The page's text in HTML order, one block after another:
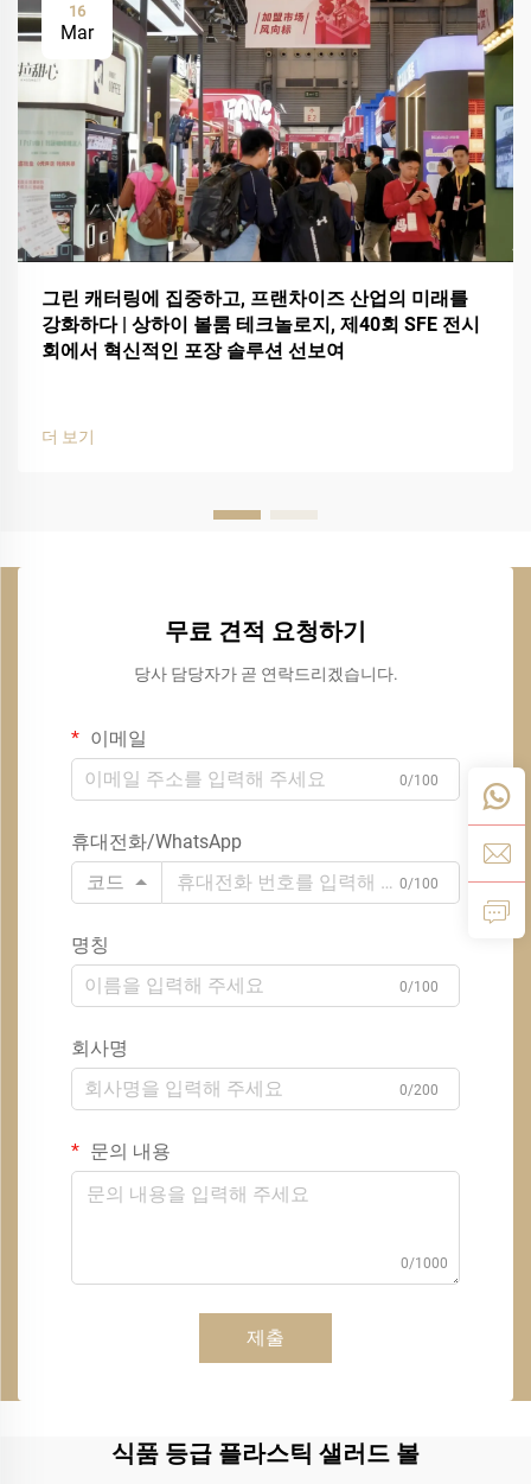
16
Mar
그린 캐터링에 집중하고, 프랜차이즈 산업의 미래를
강화하다 | 상하이 볼룸 테크놀로지, 제40회 SFE 전시
회에서 혁신적인 포장 솔루션 선보여
더 보기
무료 견적 요청하기
당사 담당자가 곧 연락드리겠습니다.
이메일
0/100
휴대전화/WhatsApp
코드
0/100
명칭
0/100
회사명
0/200
문의 내용
0/1000
제출
식품 등급 플라스틱 샐러드 볼